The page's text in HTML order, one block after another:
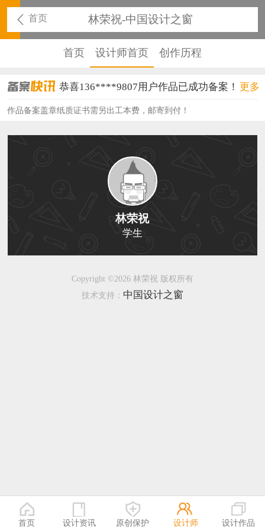
首页 林荣祝-中国设计之窗
首页 设计师首页 创作历程
恭喜136****9807用户作品已成功备案！
恭喜159****4930用户作品已成功备案！
恭喜150****6483用户作品已成功备案！
恭喜131****2473用户作品已成功备案！
恭喜159****4201用户作品已成功备案！
恭喜133****6466用户作品已成功备案！
恭喜131****1475用户作品已成功备案！
恭喜133****8874用户作品已成功备案！
恭喜138****8638用户作品已成功备案！
更多
作品备案盖章纸质证书需另出工本费，邮寄到付！
林荣祝
学生
Copyright ©2026 林荣祝 版权所有
技术支持： 中国设计之窗
首页 设计资讯 原创保护 设计师 设计作品